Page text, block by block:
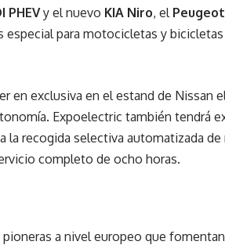
PHEVy el nuevo KIA Niro, el
especial para motocicletas y
en exclusiva en el estand de Nissan
Expoelectric también tendrá
la recogida selectiva automatizada
completo de ocho horas.
a nivel europeo que